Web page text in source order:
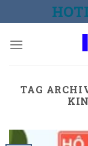
to
TAG